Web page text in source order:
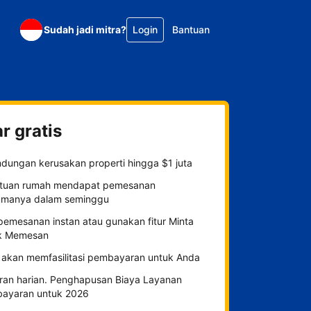
Sudah jadi mitra? Login Bantuan
gratis
kerusakan properti hingga $1 juta
rumah mendapat pemesanan
dalam seminggu
instan atau gunakan fitur Minta
Memesan
akan memfasilitasi pembayaran untuk Anda
harian. Penghapusan Biaya Layanan
untuk 2026